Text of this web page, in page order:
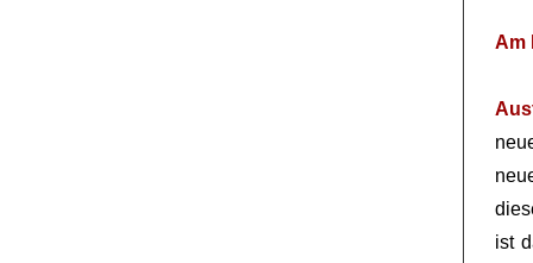
Am
ist